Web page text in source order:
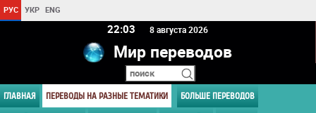
РУС УКР ENG
22 03 8 августа 2026
Мир переводов
ГЛАВНАЯ ПЕРЕВОДЫ НА РАЗНЫЕ ТЕМАТИКИ БОЛЬШЕ ПЕРЕВОДОВ